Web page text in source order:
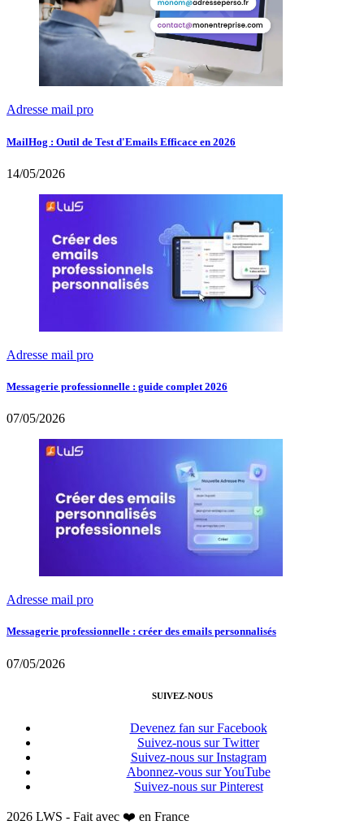
Adresse mail pro
MailHog : Outil de Test d'Emails Efficace en 2026
14/05/2026
Adresse mail pro
Messagerie professionnelle : guide complet 2026
07/05/2026
Adresse mail pro
Messagerie professionnelle : créer des emails personnalisés
07/05/2026
SUIVEZ-NOUS
Devenez fan sur Facebook
Suivez-nous sur Twitter
Suivez-nous sur Instagram
Abonnez-vous sur YouTube
Suivez-nous sur Pinterest
2026 LWS - Fait avec ❤️ en France